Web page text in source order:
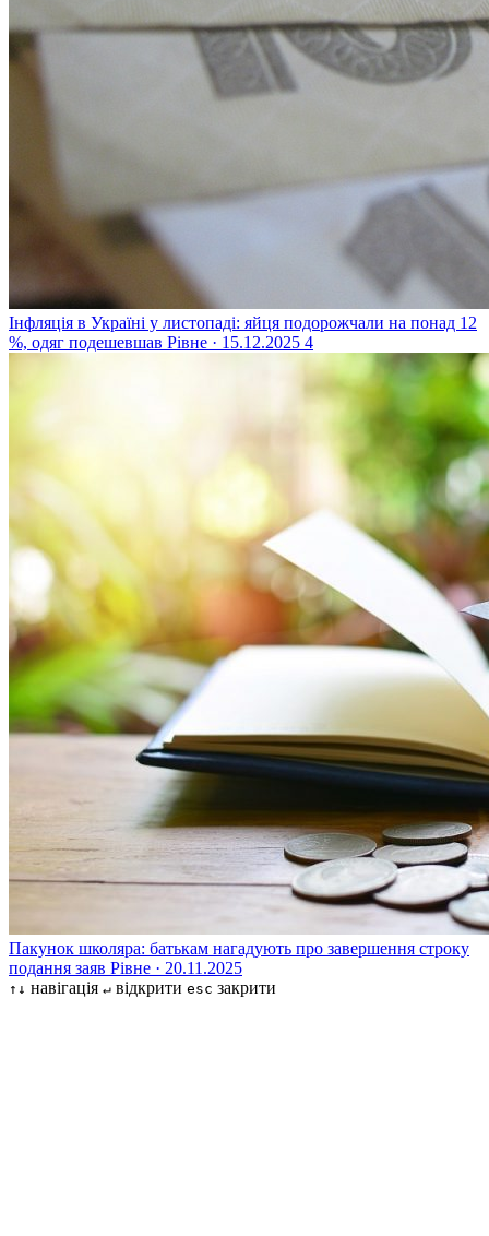
Інфляція в Україні у листопаді: яйця подорожчали на понад 12
%, одяг подешевшав Рівне · 15.12.2025 4
Пакунок школяра: батькам нагадують про завершення строку
подання заяв Рівне · 20.11.2025
↑↓ навігація ↵ відкрити esc закрити